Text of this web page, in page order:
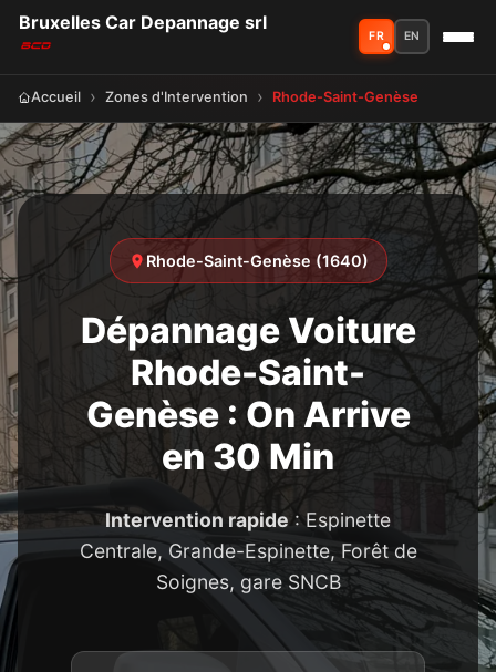
Bruxelles Car Depannage srl
FR EN
Accueil Zones d'Intervention Rhode-Saint-Genèse
Rhode-Saint-Genèse (1640)
Dépannage Voiture
Rhode-Saint-
Genèse : On Arrive
en 30 Min
Intervention rapide: Espinette
Centrale, Grande-Espinette, Forêt de
Soignes, gare SNCB